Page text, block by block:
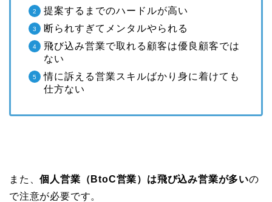
提案するまでのハードルが高い
断られすぎてメンタルやられる
飛び込み営業で取れる顧客は優良顧客では
ない
情に訴える営業スキルばかり身に着けても
仕方ない
また、個人営業（BtoC営業）は飛び込み営業が多いの
で注意が必要です。